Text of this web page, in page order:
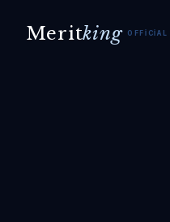
Meritking OFFICIAL